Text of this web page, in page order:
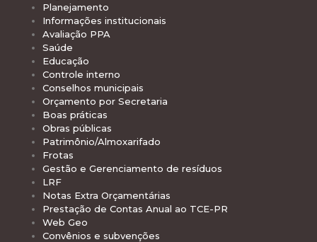
Planejamento
Informações institucionais
Avaliação PPA
Saúde
Educação
Controle interno
Conselhos municipais
Orçamento por Secretaria
Boas práticas
Obras públicas
Patrimônio/Almoxarifado
Frotas
Gestão e Gerenciamento de resíduos
LRF
Notas Extra Orçamentárias
Prestação de Contas Anual ao TCE-PR
Web Geo
Convênios e subvenções